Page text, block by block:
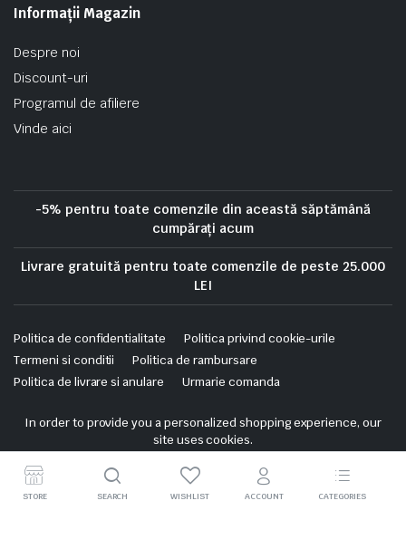
Informații Magazin
Despre noi
Discount-uri
Programul de afiliere
Vinde aici
-5% pentru toate comenzile din această săptămână
cumpărați acum
Livrare gratuită pentru toate comenzile de peste 25.000
LEI
Politica de confidentialitate
Politica privind cookie-urile
Termeni si conditii
Politica de rambursare
Politica de livrare si anulare
Urmarie comanda
Copyright 2025 © Skrekis. All right reserved. Powered by iTistul.ro.
In order to provide you a personalized shopping experience, our
site uses cookies.
cookie policy.
Accept Cookies
STORE SEARCH WISHLIST ACCOUNT CATEGORIES